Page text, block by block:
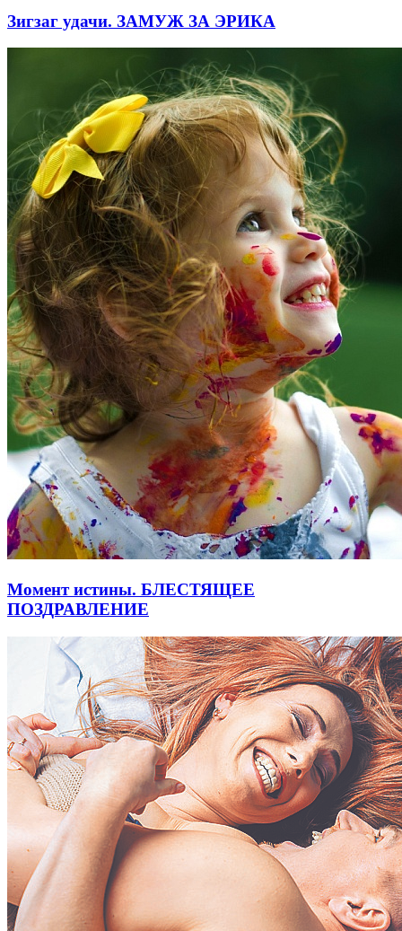
Зигзаг удачи. ЗАМУЖ ЗА ЭРИКА
Момент истины. БЛЕСТЯЩЕЕ
ПОЗДРАВЛЕНИЕ